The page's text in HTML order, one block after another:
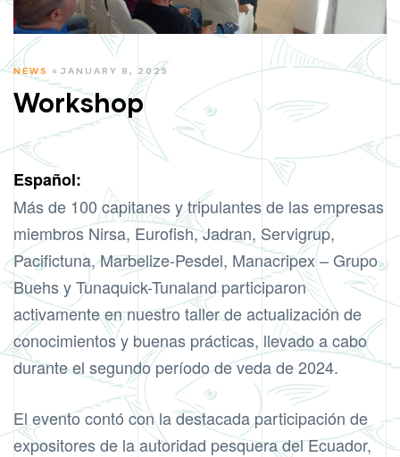
CATEGORIES
NEWS JANUARY 8, 2025
Workshop
Español:
Más de 100 capitanes y tripulantes de las empresas
miembros Nirsa, Eurofish, Jadran, Servigrup,
Pacifictuna, Marbelize-Pesdel, Manacripex – Grupo
Buehs y Tunaquick-Tunaland participaron
activamente en nuestro taller de actualización de
conocimientos y buenas prácticas, llevado a cabo
durante el segundo período de veda de 2024.
El evento contó con la destacada participación de
expositores de la autoridad pesquera del Ecuador,